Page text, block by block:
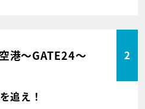
港～GATE24～ 2
追え！